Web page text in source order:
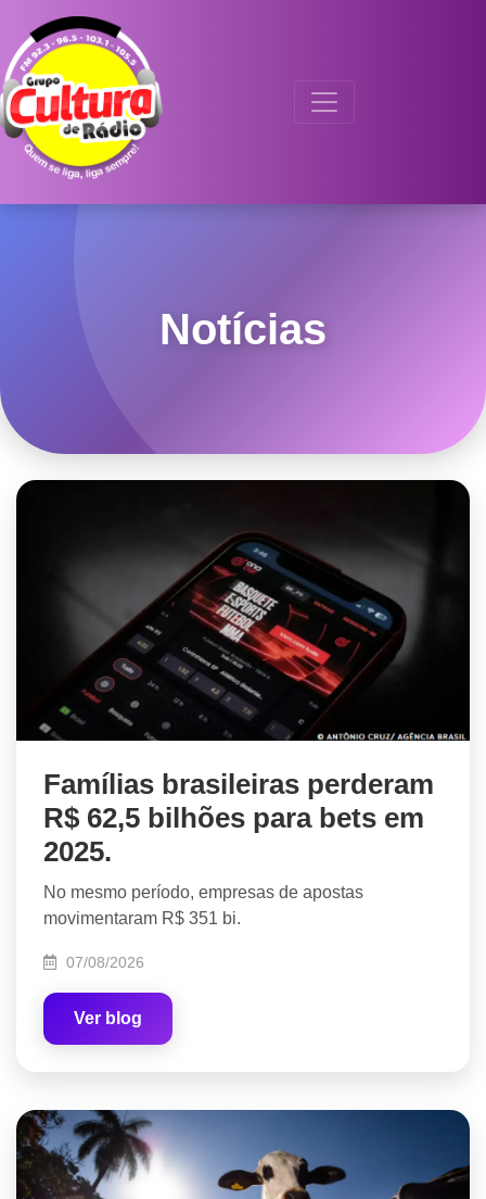
Notícias
Famílias brasileiras perderam
R$ 62,5 bilhões para bets em
2025.
No mesmo período, empresas de apostas
movimentaram R$ 351 bi.
07/08/2026
Ver blog